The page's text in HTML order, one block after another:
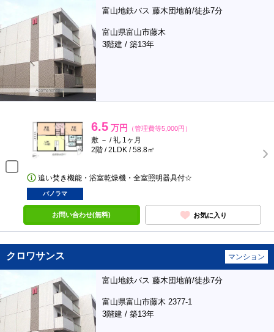
富山地鉄バス 藤木団地前/徒歩7分
富山県富山市藤木
3階建 / 築13年
6.5 万円 （管理費等5,000円）
敷 － / 礼 1ヶ月
2階 / 2LDK / 58.8㎡
追い焚き機能・浴室乾燥機・全室照明器具付☆
パノラマ
お問い合わせ(無料) お気に入り
クロワサンス マンション
富山地鉄バス 藤木団地前/徒歩7分
富山県富山市藤木 2377-1
3階建 / 築13年